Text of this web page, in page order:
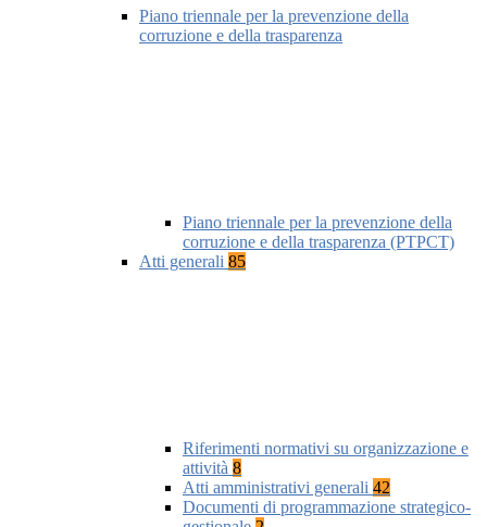
Piano triennale per la prevenzione della
corruzione e della trasparenza
Piano triennale per la prevenzione della
corruzione e della trasparenza (PTPCT)
Atti generali 85
Riferimenti normativi su organizzazione e
attività 8
Atti amministrativi generali 42
Documenti di programmazione strategico-